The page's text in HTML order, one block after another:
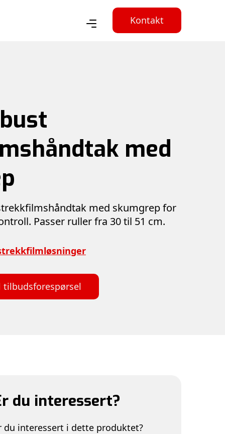
Kontakt
med
med skumgrep for
Passer ruller fra 30 til 51 cm.
tilbudsforespørsel
du interessert?
du interessert i dette produktet?